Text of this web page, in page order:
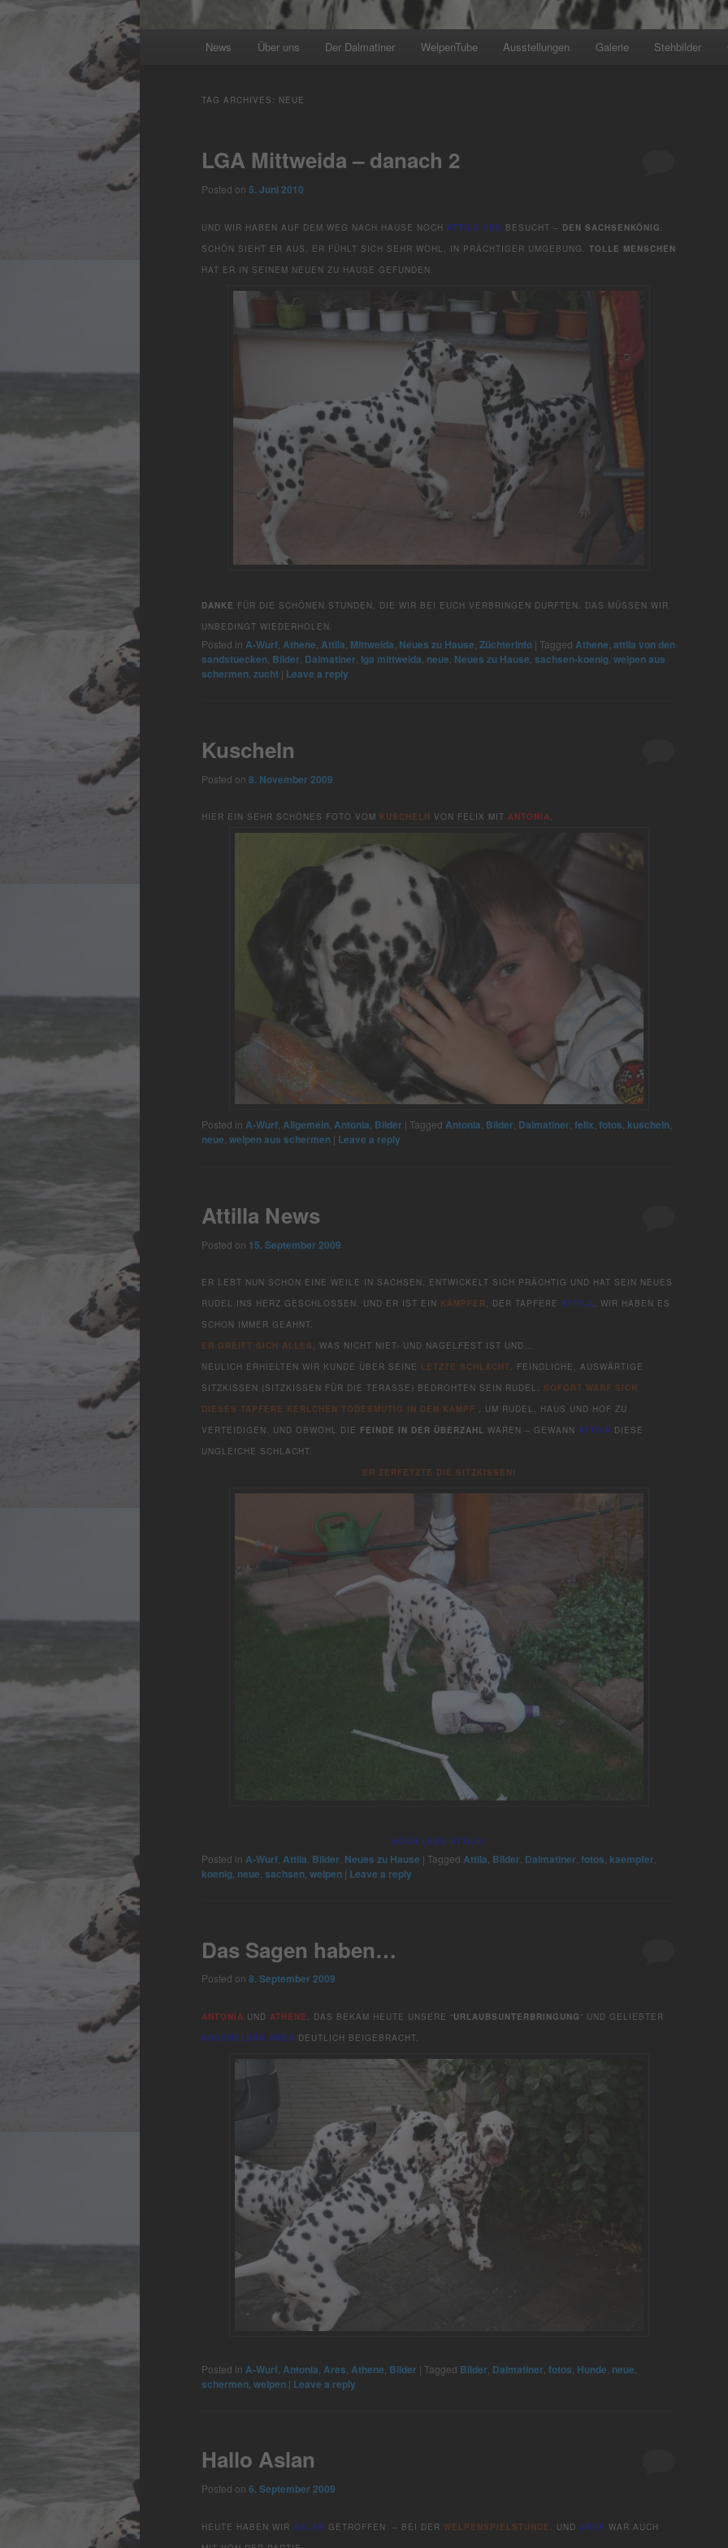
News Über uns Der Dalmatiner WelpenTube Ausstellungen Galerie Stehbilder
TAG ARCHIVES: NEUE
LGA Mittweida – danach 2
Posted on 5. Juni 2010
UND WIR HABEN AUF DEM WEG NACH HAUSE NOCH ATTILA VDS BESUCHT – DEN SACHSENKÖNIG
SCHÖN SIEHT ER AUS. ER FÜHLT SICH SEHR WOHL, IN PRÄCHTIGER UMGEBUNG. TOLLE MENSCHEN
HAT ER IN SEINEM NEUEN ZU HAUSE GEFUNDEN.
DANKE FÜR DIE SCHÖNEN STUNDEN, DIE WIR BEI EUCH VERBRINGEN DURFTEN. DAS MÜSSEN WIR
UNBEDINGT WIEDERHOLEN.
Posted in A-Wurf Athene Attila Mittweida Neues zu Hause Züchterinfo | Tagged Athene attila von den
sandstuecken Bilder Dalmatiner lga mittweida neue Neues zu Hause sachsen-koenig welpen aus
schermen zucht | Leave a reply
Kuscheln
Posted on 8. November 2009
HIER EIN SEHR SCHÖNES FOTO VOM KUSCHELN VON FELIX MIT ANTONIA.
Posted in A-Wurf Allgemein Antonia Bilder | Tagged Antonia Bilder Dalmatiner felix fotos kuscheln
neue welpen aus schermen | Leave a reply
Attilla News
Posted on 15. September 2009
ER LEBT NUN SCHON EINE WEILE IN SACHSEN, ENTWICKELT SICH PRÄCHTIG UND HAT SEIN NEUES
RUDEL INS HERZ GESCHLOSSEN. UND ER IST EIN KÄMPFER, DER TAPFERE ATTILA. WIR HABEN ES
SCHON IMMER GEAHNT.
ER GREIFT SICH ALLES , WAS NICHT NIET- UND NAGELFEST IST UND…
NEULICH ERHIELTEN WIR KUNDE ÜBER SEINE LETZTE SCHLACHT. FEINDLICHE, AUSWÄRTIGE
SITZKISSEN (SITZKISSEN FÜR DIE TERASSE) BEDROHTEN SEIN RUDEL. SOFORT WARF SICH
DIESES TAPFERE KERLCHEN TODESMUTIG IN DEN KAMPF , UM RUDEL, HAUS UND HOF ZU
VERTEIDIGEN. UND OBWOHL DIE FEINDE IN DER ÜBERZAHL WAREN – GEWANN ATTILA DIESE
UNGLEICHE SCHLACHT.
ER ZERFETZTE DIE SITZKISSEN!
HOCH LEBE ATTILA!
Posted in A-Wurf Attila Bilder Neues zu Hause | Tagged Attila Bilder Dalmatiner fotos kaempfer
koenig neue sachsen welpen | Leave a reply
Das Sagen haben…
Posted on 8. September 2009
ANTONIA UND ATHENE . DAS BEKAM HEUTE UNSERE “URLAUBSUNTERBRINGUNG” UND GELIEBTER
KNUDDELBÄR ARES DEUTLICH BEIGEBRACHT.
Posted in A-Wurf Antonia Ares Athene Bilder | Tagged Bilder Dalmatiner fotos Hunde neue
schermen welpen | Leave a reply
Hallo Aslan
Posted on 6. September 2009
HEUTE HABEN WIR ASLAN GETROFFEN – BEI DER WELPENSPIELSTUNDE . UND ARES WAR AUCH
+++ Wir planen den